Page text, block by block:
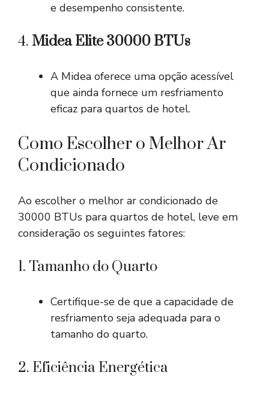
e desempenho consistente.
4. Midea Elite 30000 BTUs
A Midea oferece uma opção acessível
que ainda fornece um resfriamento
eficaz para quartos de hotel.
Como Escolher o Melhor Ar
Condicionado
Ao escolher o melhor ar condicionado de
30000 BTUs para quartos de hotel, leve em
consideração os seguintes fatores:
1. Tamanho do Quarto
Certifique-se de que a capacidade de
resfriamento seja adequada para o
tamanho do quarto.
2. Eficiência Energética